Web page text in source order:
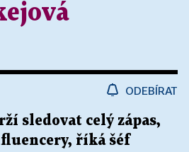
ODEBÍRAT
sledovat celý zápas,
říká šéf